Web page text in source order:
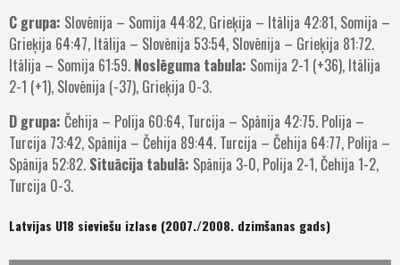
C grupa: Slovēnija – Somija 44:82, Grieķija – Itālija 42:81, Somija –
Grieķija 64:47, Itālija – Slovēnija 53:54, Slovēnija – Grieķija 81:72.
Itālija – Somija 61:59. Noslēguma tabula: Somija 2-1 (+36), Itālija
2-1 (+1), Slovēnija (-37), Grieķija 0-3.
D grupa: Čehija – Polija 60:64, Turcija – Spānija 42:75. Polija –
Turcija 73:42, Spānija – Čehija 89:44. Turcija – Čehija 64:77, Polija –
Spānija 52:82. Situācija tabulā: Spānija 3-0, Polija 2-1, Čehija 1-2,
Turcija 0-3.
Latvijas U18 sieviešu izlase (2007./2008. dzimšanas gads)